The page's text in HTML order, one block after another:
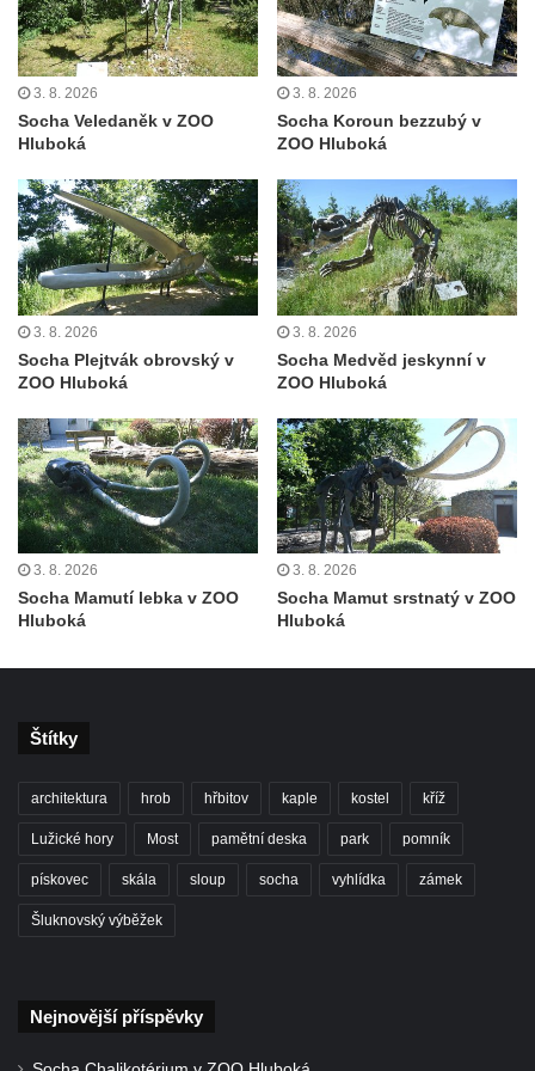
východně od Srbské Kamenice
Busta Jana Amose Komenského na domě
čp. 37 v Račicích
Socha ležícího koně v Sadech
Socha Medvídě v Tierpark Chemnitz
Sochy Ležící žena v Tierpark Chemnitz
Sochy Ptáci v Tierpark Chemnitz
Socha Skupina jeřábů v Tierpark Chemnitz
Socha Dívka s mušlí v ZOO Leipzig
Socha Tygr v ZOO Leipzig
Socha Atlet v ZOO Leipzig
Socha Marabu v ZOO Leipzig
Busta Karla Maxe Schneidera v ZOO
Leipzig
Socha Iásón v ZOO Leipzig
Socha Býk v ZOO Dresden
Socha divokého prasete před vstupem do
ZOO Dresden
Pamětní kámen revitalizace Vltavy Vraňany
3. 8. 2026
Socha Veledaněk v ZOO
Hluboká
3. 8. 2026
Socha Koroun bezzubý v
ZOO Hluboká
3. 8. 2026
Socha Plejtvák obrovský v
ZOO Hluboká
3. 8. 2026
Socha Medvěd jeskynní v
ZOO Hluboká
3. 8. 2026
Socha Mamutí lebka v ZOO
Hluboká
3. 8. 2026
Socha Mamut srstnatý v ZOO
Hluboká
Štítky
architektura hrob hřbitov kaple kostel kříž
Lužické hory Most pamětní deska park pomník
pískovec skála sloup socha vyhlídka zámek
Šluknovský výběžek
Nejnovější příspěvky